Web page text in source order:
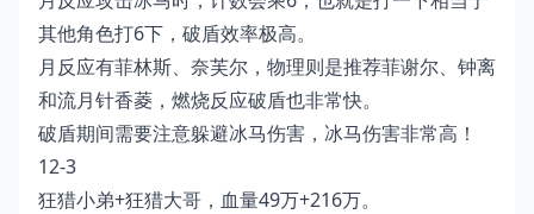
其他角色打6下，破盾效率极高。
月反应有菲林斯、奈芙尔，物理则是推荐菲谢尔、钟离
和流月针香菱，燃烧反应破盾也非常快。
破盾期间需要注意躲避冰马伤害，冰马伤害非常高！
12-3
狂猎小弟+狂猎大哥，血量49万+216万。